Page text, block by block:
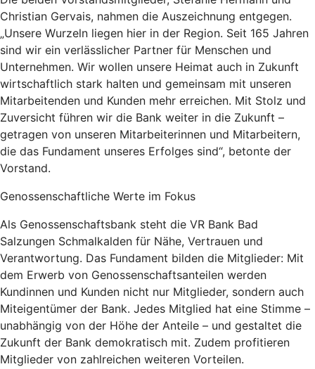
Christian Gervais, nahmen die Auszeichnung entgegen.
„Unsere Wurzeln liegen hier in der Region. Seit 165 Jahren
sind wir ein verlässlicher Partner für Menschen und
Unternehmen. Wir wollen unsere Heimat auch in Zukunft
wirtschaftlich stark halten und gemeinsam mit unseren
Mitarbeitenden und Kunden mehr erreichen. Mit Stolz und
Zuversicht führen wir die Bank weiter in die Zukunft –
getragen von unseren Mitarbeiterinnen und Mitarbeitern,
die das Fundament unseres Erfolges sind“, betonte der
Vorstand.
Genossenschaftliche Werte im Fokus
Als Genossenschaftsbank steht die VR Bank Bad
Salzungen Schmalkalden für Nähe, Vertrauen und
Verantwortung. Das Fundament bilden die Mitglieder: Mit
dem Erwerb von Genossenschaftsanteilen werden
Kundinnen und Kunden nicht nur Mitglieder, sondern auch
Miteigentümer der Bank. Jedes Mitglied hat eine Stimme –
unabhängig von der Höhe der Anteile – und gestaltet die
Zukunft der Bank demokratisch mit. Zudem profitieren
Mitglieder von zahlreichen weiteren Vorteilen.